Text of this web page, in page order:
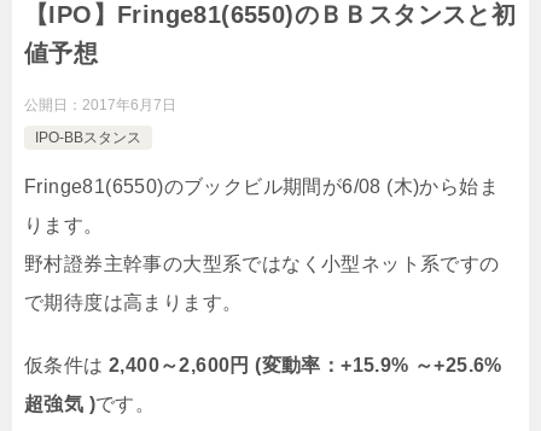
【IPO】Fringe81(6550)のＢＢスタンスと初
値予想
公開日： 2017年6月7日
IPO-BBスタンス
Fringe81(6550)のブックビル期間が6/08 (木)から始ま
ります。
野村證券主幹事の大型系ではなく小型ネット系ですの
で期待度は高まります。
仮条件は 2,400～2,600円 (変動率：+15.9% ～+25.6%
超強気 )です。